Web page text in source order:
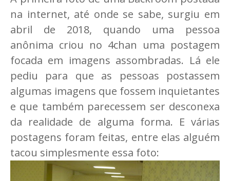
na internet, até onde se sabe, surgiu em
abril de 2018, quando uma pessoa
anônima criou no 4chan uma postagem
focada em imagens assombradas. Lá ele
pediu para que as pessoas postassem
algumas imagens que fossem inquietantes
e que também parecessem ser desconexa
da realidade de alguma forma. E várias
postagens foram feitas, entre elas alguém
tacou simplesmente essa foto: